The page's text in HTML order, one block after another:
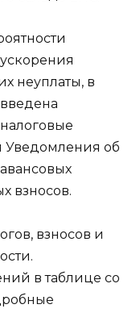
неуплаты, в
Уведомления об
взносов.
взносов и
в таблице со